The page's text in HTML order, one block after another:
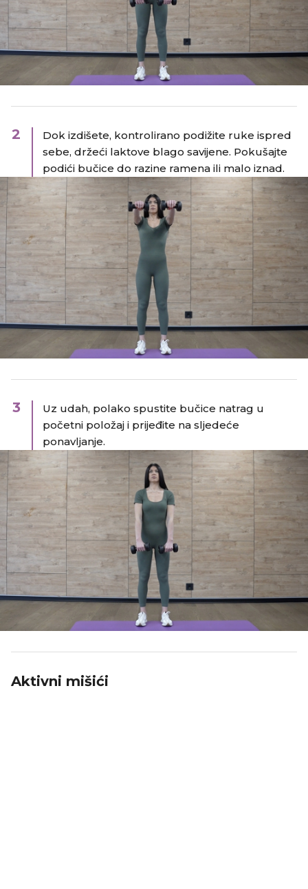
2
Dok izdišete, kontrolirano podižite ruke ispred
sebe, držeći laktove blago savijene. Pokušajte
podići bučice do razine ramena ili malo iznad.
3
Uz udah, polako spustite bučice natrag u
početni položaj i prijeđite na sljedeće
ponavljanje.
Aktivni mišići